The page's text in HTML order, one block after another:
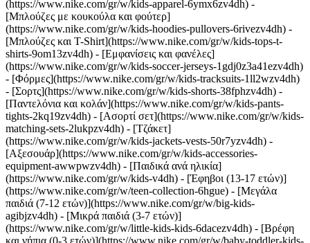
(https://www.nike.com/gr/w/kids-apparel-6ymx6zv4dh) -
[Μπλούζες με κουκούλα και φούτερ]
(https://www.nike.com/gr/w/kids-hoodies-pullovers-6rivezv4dh) -
[Μπλούζες και T-Shirt](https://www.nike.com/gr/w/kids-tops-t-
shirts-9om13zv4dh) - [Εμφανίσεις και φανέλες]
(https://www.nike.com/gr/w/kids-soccer-jerseys-1gdj0z3a41ezv4dh)
- [Φόρμες](https://www.nike.com/gr/w/kids-tracksuits-1ll2wzv4dh)
- [Σορτς](https://www.nike.com/gr/w/kids-shorts-38fphzv4dh) -
[Παντελόνια και κολάν](https://www.nike.com/gr/w/kids-pants-
tights-2kq19zv4dh) - [Ασορτί σετ](https://www.nike.com/gr/w/kids-
matching-sets-2lukpzv4dh) - [Τζάκετ]
(https://www.nike.com/gr/w/kids-jackets-vests-50r7yzv4dh) -
[Αξεσουάρ](https://www.nike.com/gr/w/kids-accessories-
equipment-awwpwzv4dh) - [Παιδικά ανά ηλικία]
(https://www.nike.com/gr/w/kids-v4dh) - [Έφηβοι (13-17 ετών)]
(https://www.nike.com/gr/w/teen-collection-6hgue) - [Μεγάλα
παιδιά (7-12 ετών)](https://www.nike.com/gr/w/big-kids-
agibjzv4dh) - [Μικρά παιδιά (3-7 ετών)]
(https://www.nike.com/gr/w/little-kids-kids-6dacezv4dh) - [Βρέφη
και νήπια (0-3 ετών)](https://www.nike.com/gr/w/baby-toddler-kids-